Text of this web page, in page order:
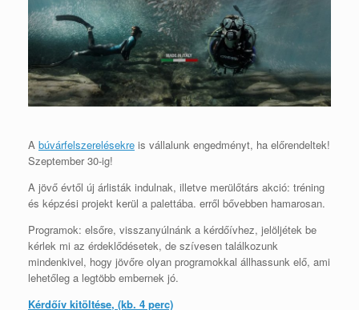
A búvárfelszerelésekre is vállalunk engedményt, ha előrendeltek!
Szeptember 30-ig!
A jövő évtől új árlisták indulnak, illetve merülőtárs akció: tréning
és képzési projekt kerül a palettába. erről bővebben hamarosan.
Programok: elsőre, visszanyúlnánk a kérdőívhez, jelöljétek be
kérlek mi az érdeklődésetek, de szívesen találkozunk
mindenkivel, hogy jövőre olyan programokkal állhassunk elő, ami
lehetőleg a legtöbb embernek jó.
Kérdőív kitöltése, (kb. 4 perc)